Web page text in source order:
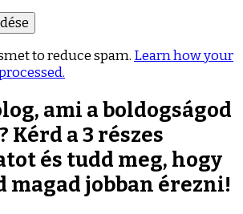
to reduce spam. Learn how your
ami a boldogságod
Kérd a 3 részes
és tudd meg, hogy
magad jobban érezni!